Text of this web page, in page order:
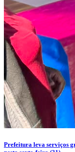
Prefeitura leva serviços